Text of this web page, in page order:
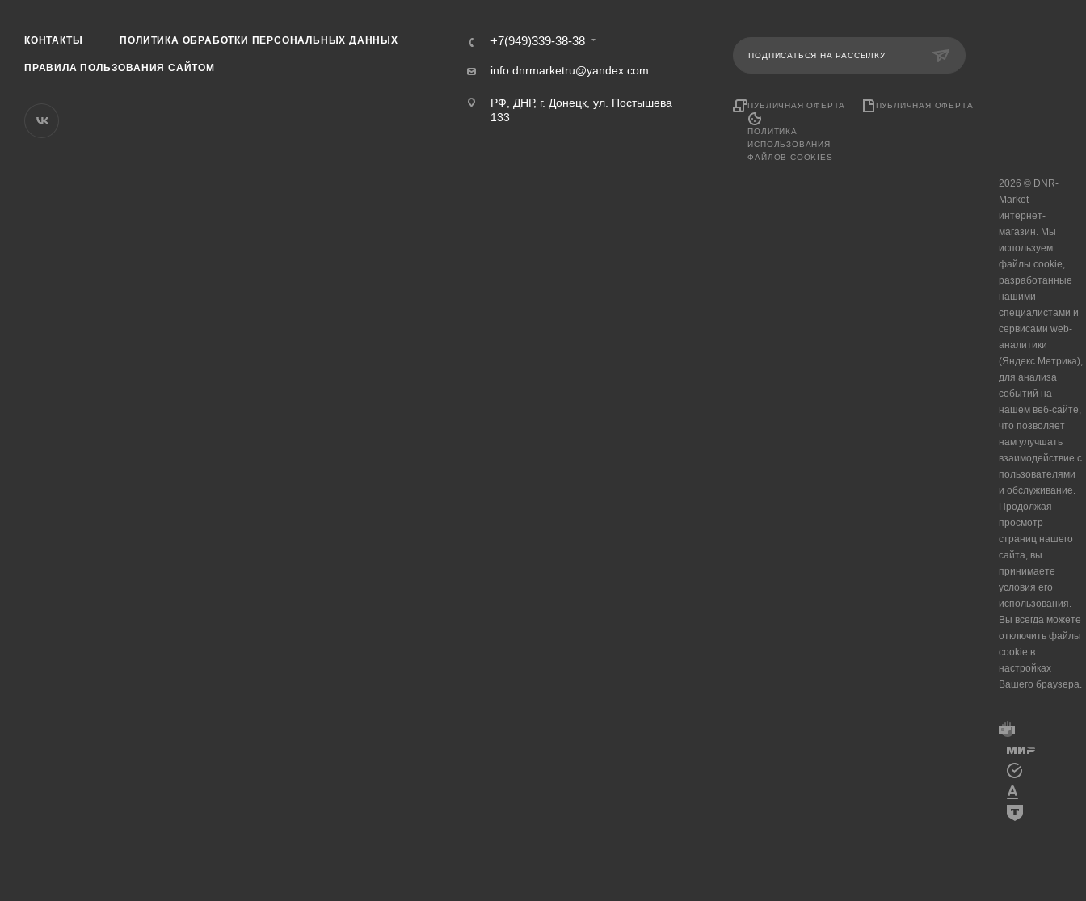
КОНТАКТЫ ПОЛИТИКА ОБРАБОТКИ ПЕРСОНАЛЬНЫХ ДАННЫХ
ПРАВИЛА ПОЛЬЗОВАНИЯ САЙТОМ
+7(949)339-38-38
info.dnrmarketru@yandex.com
РФ, ДНР, г. Донецк, ул. Постышева
133
ПОДПИСАТЬСЯ НА РАССЫЛКУ
ПУБЛИЧНАЯ ОФЕРТА
ПОЛИТИКА
ИСПОЛЬЗОВАНИЯ
ФАЙЛОВ COOKIES
ПУБЛИЧНАЯ ОФЕРТА
2026 © DNR-
Market -
интернет-
магазин. Мы
используем
файлы cookie,
разработанные
нашими
специалистами и
сервисами web-
аналитики
(Яндекс.Метрика),
для анализа
событий на
нашем веб-сайте,
что позволяет
нам улучшать
взаимодействие с
пользователями
и обслуживание.
Продолжая
просмотр
страниц нашего
сайта, вы
принимаете
условия его
использования.
Вы всегда можете
отключить файлы
cookie в
настройках
Вашего браузера.